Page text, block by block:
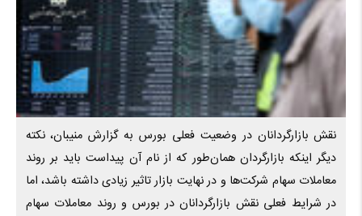
نقش بازارگردانان در وضعیت فعلی بورس به گزارش منیبان، نکته
دیگر اینکه بازارگردان همان‌طور که از نام آن پیداست باید بر روند
معاملات سهام شرکت‌ها و در نهایت بازار تاثیر زیادی داشته باشد، اما
در شرایط فعلی نقش بازارگردانان در بورس و روند معاملات سهام